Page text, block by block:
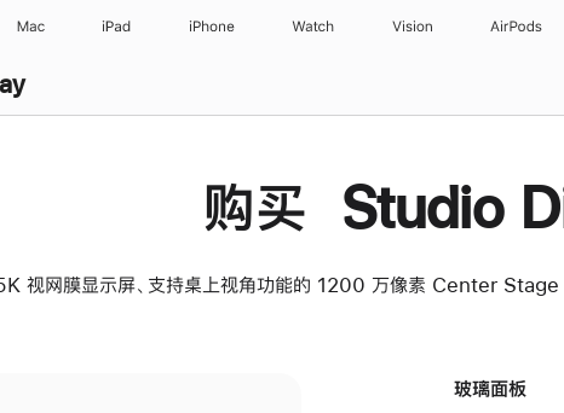
Mac iPad iPhone Watch Vision AirPods
购买 Studio
视网膜显示屏、支持桌上视角功能的 1200 万像素 Center Stage
玻璃面板